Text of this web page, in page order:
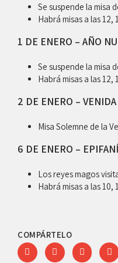
Se suspende la misa
Habrá misas a las 12,
1 DE ENERO – AÑO
Se suspende la misa
Habrá misas a las 12,
2 DE ENERO –
Misa Solemne de la
6 DE ENERO –
Los reyes magos
Habrá misas a las 10,
COMPÁRTELO